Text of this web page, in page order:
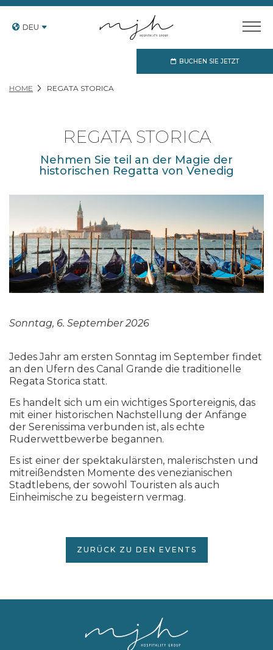
DEU
BUCHEN SIE JETZT
HOME REGATA STORICA
REGATA STORICA
Nehmen Sie teil an der Magie der
historischen Regatta von Venedig
Sonntag, 6. September 2026
Jedes Jahr am ersten Sonntag im September findet
an den Ufern des Canal Grande die traditionelle
Regata Storica statt.
Es handelt sich um ein wichtiges Sportereignis, das
mit einer historischen Nachstellung der Anfänge
der Serenissima verbunden ist, als echte
Ruderwettbewerbe begannen.
Es ist einer der spektakulärsten, malerischsten und
mitreißendsten Momente des venezianischen
Stadtlebens, der sowohl Touristen als auch
Einheimische zu begeistern vermag.
ZURÜCK ZU DEN EVENTS